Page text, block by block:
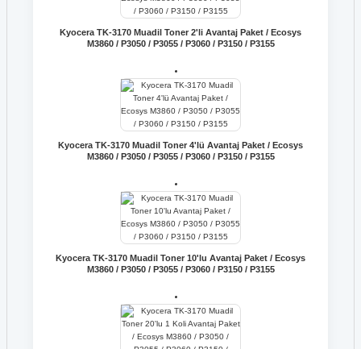
Kyocera TK-3170 Muadil Toner 2'li Avantaj Paket / Ecosys
M3860 / P3050 / P3055 / P3060 / P3150 / P3155
Kyocera TK-3170 Muadil Toner 4'lü Avantaj Paket / Ecosys
M3860 / P3050 / P3055 / P3060 / P3150 / P3155
Kyocera TK-3170 Muadil Toner 10'lu Avantaj Paket / Ecosys
M3860 / P3050 / P3055 / P3060 / P3150 / P3155